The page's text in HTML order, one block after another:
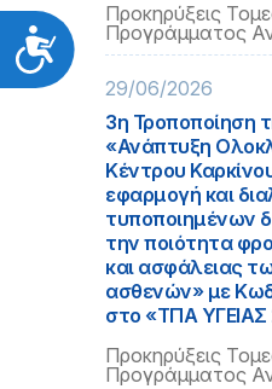
Προσιτότητα
Προκηρύξεις
Προγράμματος
29/06/2026
3η Τροποποίηση
«Ανάπτυξη
Κέντρου
εφαρμογή και
τυποποιημένων
την ποιότητα
και ασφάλειας
ασθενών» με
στο «ΤΠΑ
Προκηρύξεις
Προγράμματος